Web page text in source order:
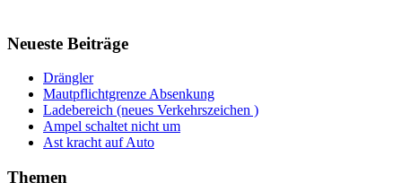
Neueste Beiträge
Drängler
Mautpflichtgrenze Absenkung
Ladebereich (neues Verkehrszeichen )
Ampel schaltet nicht um
Ast kracht auf Auto
Themen